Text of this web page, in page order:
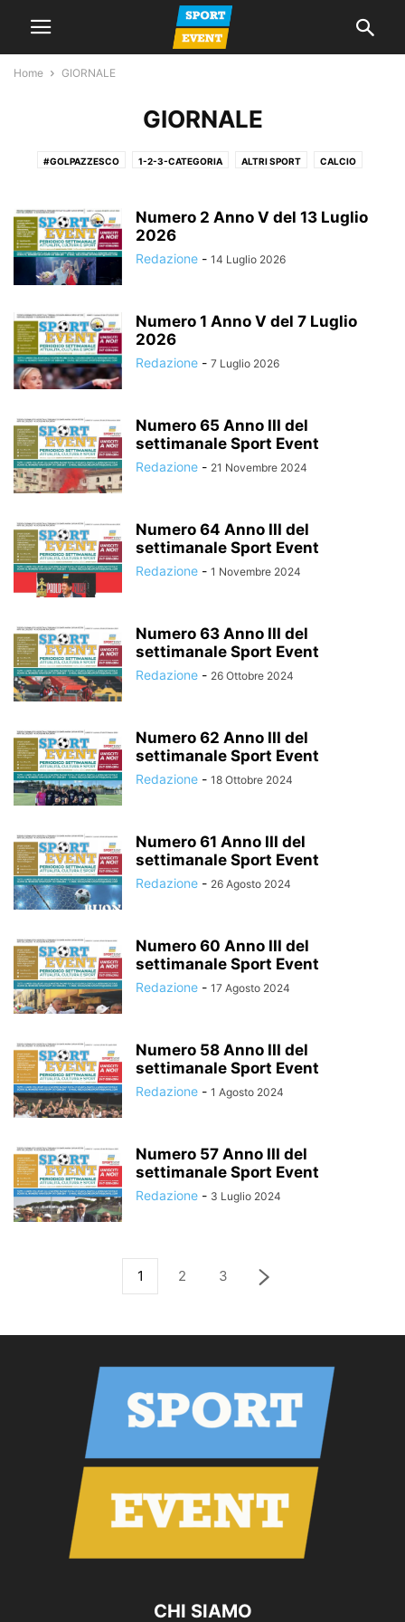
Home GIORNALE
GIORNALE
#GOLPAZZESCO 1-2-3-CATEGORIA ALTRI SPORT CALCIO
LA VOCE DEL MERCOLEDI
SERIE D
Numero 2 Anno V del 13 Luglio
2026
Redazione - 14 Luglio 2026
Numero 1 Anno V del 7 Luglio
2026
Redazione - 7 Luglio 2026
Numero 65 Anno III del
settimanale Sport Event
Redazione - 21 Novembre 2024
Numero 64 Anno III del
settimanale Sport Event
Redazione - 1 Novembre 2024
Numero 63 Anno III del
settimanale Sport Event
Redazione - 26 Ottobre 2024
Numero 62 Anno III del
settimanale Sport Event
Redazione - 18 Ottobre 2024
Numero 61 Anno III del
settimanale Sport Event
Redazione - 26 Agosto 2024
Numero 60 Anno III del
settimanale Sport Event
Redazione - 17 Agosto 2024
Numero 58 Anno III del
settimanale Sport Event
Redazione - 1 Agosto 2024
Numero 57 Anno III del
settimanale Sport Event
Redazione - 3 Luglio 2024
1 2 3
CHI SIAMO